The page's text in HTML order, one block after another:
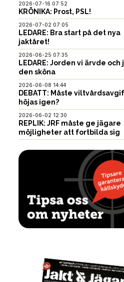
2026-07-16 07:52
KRÖNIKA: Prost, PSL!
2026-07-02 07:05
LEDARE: Bra start på det nya
jaktåret!
2026-06-25 07:35
LEDARE: Jorden vi ärvde och
den sköna
2026-06-08 14:44
DEBATT: Måste
höjas igen?
2026-06-02 12:30
REPLIK: JRF måste ge jägare
möjligheter att fortbilda sig